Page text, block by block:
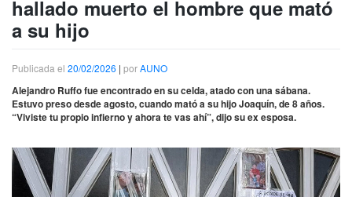
hallado muerto el hombre que mató
a su hijo
Publicada el 20/02/2026 | porAUNO
Alejandro Ruffo fue encontrado en su celda, atado con una sábana.
Estuvo preso desde agosto, cuando mató a su hijo Joaquín, de 8 años.
“Viviste tu propio infierno y ahora te vas ahí”, dijo su ex esposa.